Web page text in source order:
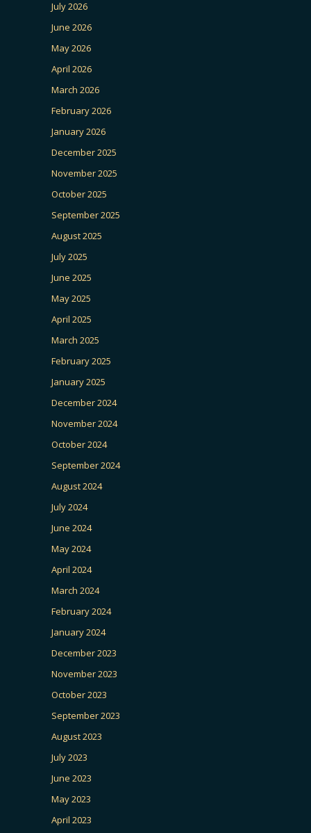
July 2026
June 2026
May 2026
April 2026
March 2026
February 2026
January 2026
December 2025
November 2025
October 2025
September 2025
August 2025
July 2025
June 2025
May 2025
April 2025
March 2025
February 2025
January 2025
December 2024
November 2024
October 2024
September 2024
August 2024
July 2024
June 2024
May 2024
April 2024
March 2024
February 2024
January 2024
December 2023
November 2023
October 2023
September 2023
August 2023
July 2023
June 2023
May 2023
April 2023